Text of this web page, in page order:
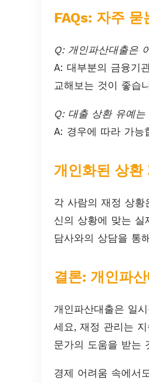
FAQs: 자주 묻
Q: 개인파산대출은
A: 대부분의 금융기
교해보는 것이 좋습
Q: 대출 상환 유예는
A: 경우에 따라 가능
개인화된 상환
각 사람의 재정 상
신의 상황에 맞는
담사와의 상담을 통
결론: 개인파
개인파산대출은 일
세요, 재정 관리는
문가의 도움을 받는
경제 어려움 속에서